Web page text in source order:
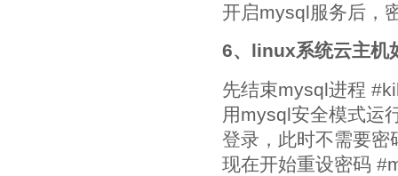
开启mysql服务后，
6、linux系统云主机
先结束mysql进程
用mysql安全模式运
登录，此时不需要
现在开始重设密码